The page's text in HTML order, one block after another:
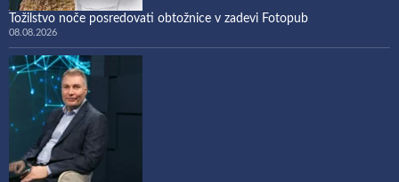
Tožilstvo noče posredovati obtožnice v zadevi Fotopub
08.08.2026